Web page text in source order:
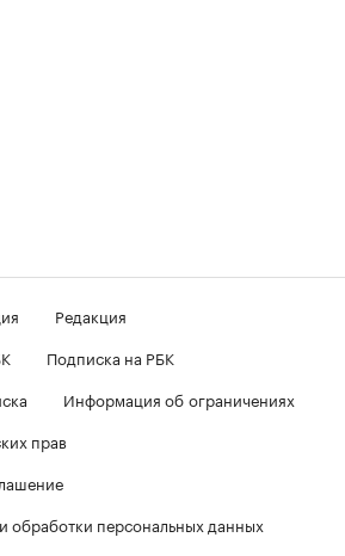
Редакция
Подписка на РБК
Информация об ограничениях
прав
обработки персональных данных